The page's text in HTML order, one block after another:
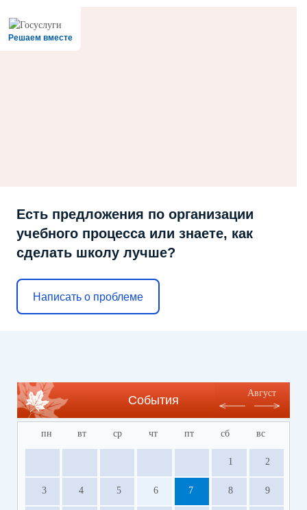
Решаем вместе
Есть предложения по организации
учебного процесса или знаете, как
сделать школу лучше?
Написать о проблеме
События
Август
пн вт ср чт пт сб вс
1 2
3 4 5 6 7 8 9